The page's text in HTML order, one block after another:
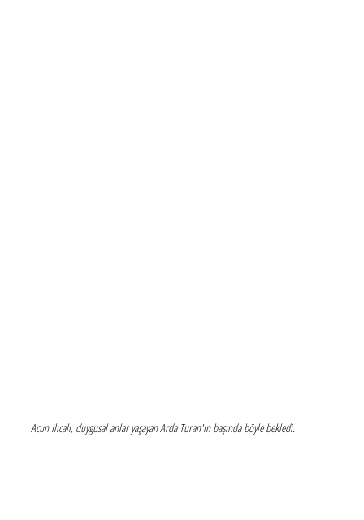
Acun Ilıcalı, duygusal anlar yaşayan Arda Turan'ın başında böyle bekledi.